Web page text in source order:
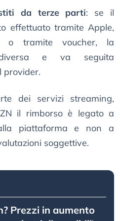
da terze parti: se il
effettuato tramite Apple,
o tramite voucher, la
e va seguita
provider.
dei servizi streaming,
il rimborso è legato a
piattaforma e non a
soggettive.
Prezzi in aumento